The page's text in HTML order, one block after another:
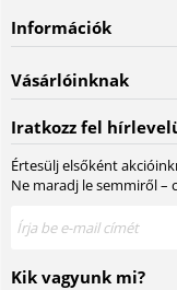
Információk
Vásárlóinknak
Iratkozz fel
Értesülj elsőként
Ne maradj le semmiről –
Kik vagyunk mi?